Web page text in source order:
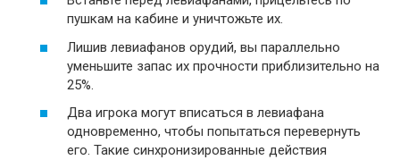
пушкам на кабине и уничтожьте их.
Лишив левиафанов орудий, вы параллельно
уменьшите запас их прочности приблизительно на
25%.
Два игрока могут вписаться в левиафана
одновременно, чтобы попытаться перевернуть
его. Такие синхронизированные действия